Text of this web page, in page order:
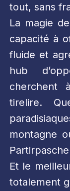
tout, sans
La magie
capacité à
fluide et
hub
cherchent
tirelire.
montagne
Et le
totalement